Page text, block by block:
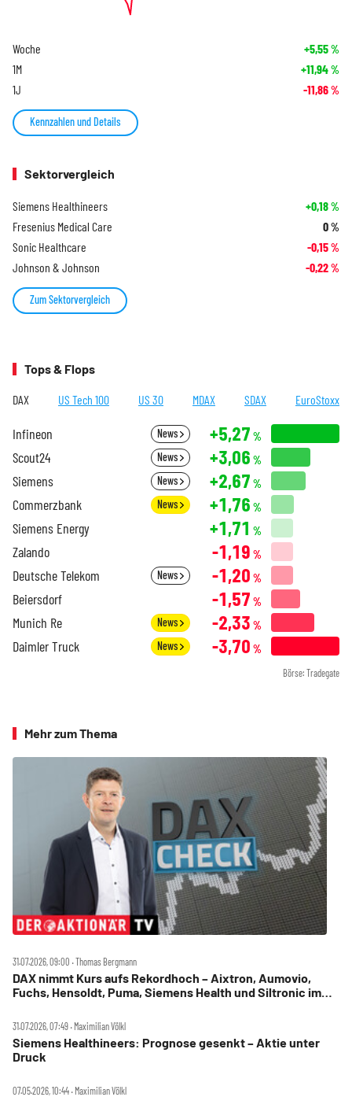
Woche +5,55%
1M +11,94%
1J -11,86%
Kennzahlen und Details
Sektorvergleich
Siemens Healthineers +0,18%
Fresenius Medical Care 0%
Sonic Healthcare -0,15%
Johnson & Johnson -0,22%
Zum Sektorvergleich
Tops & Flops
DAX US Tech 100 US 30 MDAX SDAX EuroStoxx
Infineon News +5,27 %
Scout24 News +3,06 %
Siemens News +2,67 %
Commerzbank News +1,76 %
Siemens Energy +1,71 %
Zalando -1,19 %
Deutsche Telekom News -1,20 %
Beiersdorf -1,57 %
Munich Re News -2,33 %
Daimler Truck News -3,70 %
Börse: Tradegate
Mehr zum Thema
31.07.2026, 09:00 ‧ Thomas Bergmann
DAX nimmt Kurs aufs Rekordhoch – Aixtron, Aumovio,
Fuchs, Hensoldt, Puma, Siemens Health und Siltronic im
31.07.2026, 07:49 ‧ Maximilian Völkl
Siemens Healthineers: Prognose gesenkt – Aktie unter
Druck
07.05.2026, 10:44 ‧ Maximilian Völkl